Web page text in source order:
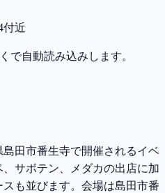
付近
で自動読み込みします。
田市番生寺で開催されるイベ
サボテン、メダカの出店に加
も並びます。会場は島田市番